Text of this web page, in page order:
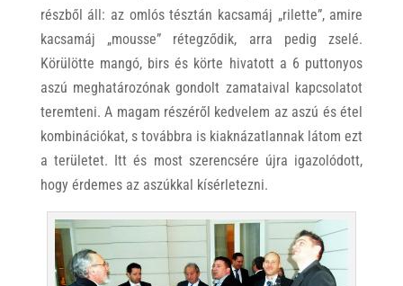
részből áll: az omlós tésztán kacsamáj „rilette”, amire
kacsamáj „mousse” rétegződik, arra pedig zselé.
Körülötte mangó, birs és körte hivatott a 6 puttonyos
aszú meghatározónak gondolt zamataival kapcsolatot
teremteni. A magam részéről kedvelem az aszú és étel
kombinációkat, s továbbra is kiaknázatlannak látom ezt
a területet. Itt és most szerencsére újra igazolódott,
hogy érdemes az aszúkkal kísérletezni.